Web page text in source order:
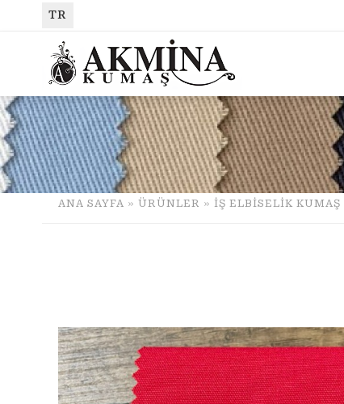
TR
ANA SAYFA » ÜRÜNLER » İŞ ELBİSELİK KUMAŞ